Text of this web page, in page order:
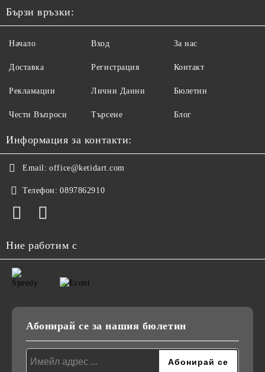
Бързи връзки:
Начало
Доставка
Рекламации
Чести Въпроси
Вход
Регистрация
Лични Данни
Търсене
За нас
Контакт
Бюлетин
Блог
Информация за контакти:
Email: office@ketidart.com
Телефон: 0897862910
Ние работим с
Абонирай се за нашия бюлетин